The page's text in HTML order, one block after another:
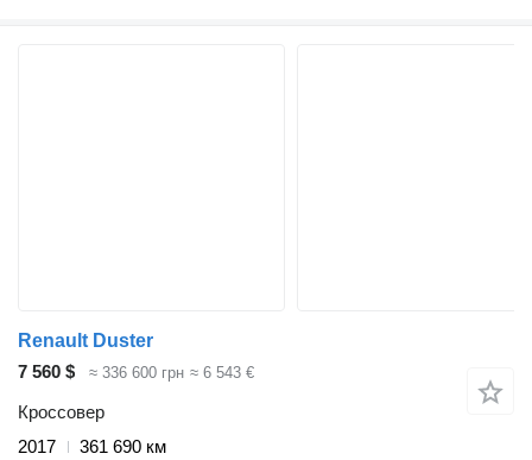
Renault Duster
7 560 $
≈ 336 600 грн ≈ 6 543 €
Кроссовер
2017
361 690 км